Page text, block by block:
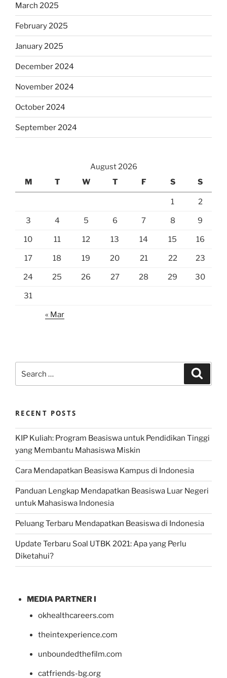
March 2025
February 2025
January 2025
December 2024
November 2024
October 2024
September 2024
August 2026
M
T W T F S S
1 2
3 4 5 6 7 8 9
10 11 12 13 14 15 16
17 18 19 20 21 22 23
24 25 26 27 28 29 30
31
« Mar
for:
RECENT POSTS
KIP Kuliah: Program Beasiswa untuk Pendidikan Tinggi
yang Membantu Mahasiswa Miskin
Cara Mendapatkan Beasiswa Kampus di Indonesia
Panduan Lengkap Mendapatkan Beasiswa Luar Negeri
untuk Mahasiswa Indonesia
Peluang Terbaru Mendapatkan Beasiswa di Indonesia
Update Terbaru Soal UTBK 2021: Apa yang Perlu
Diketahui?
MEDIA PARTNER I
okhealthcareers.com
theintexperience.com
unboundedthefilm.com
catfriends-bg.org